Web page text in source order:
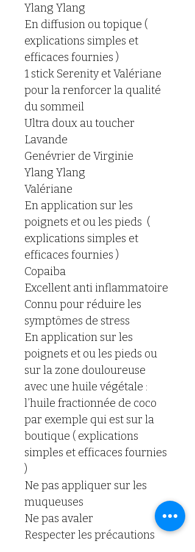
Ylang Ylang
En diffusion ou topique (
explications simples et
efficaces fournies )
1 stick Serenity et Valériane
pour la renforcer la qualité
du sommeil
Ultra doux au toucher
Lavande
Genévrier de Virginie
Ylang Ylang
Valériane
En application sur les
poignets et ou les pieds  (
explications simples et
efficaces fournies )
Copaiba
Excellent anti inflammatoire
Connu pour réduire les
symptômes de stress
En application sur les
poignets et ou les pieds ou
sur la zone douloureuse
avec une huile végétale :
l’huile fractionnée de coco
par exemple qui est sur la
boutique ( explications
simples et efficaces fournies
)
Ne pas appliquer sur les
muqueuses
Ne pas avaler
Respecter les précautions